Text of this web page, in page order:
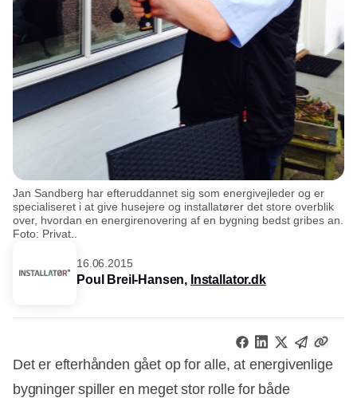
Jan Sandberg har efteruddannet sig som energivejleder og er
specialiseret i at give husejere og installatører det store overblik
over, hvordan en energirenovering af en bygning bedst gribes an.
Foto: Privat..
16.06.2015
Poul Breil-Hansen, Installator.dk
Det er efterhånden gået op for alle, at energivenlige
bygninger spiller en meget stor rolle for både